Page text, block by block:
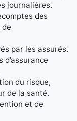
journalières.
des
de
par les assurés.
du risque,
de la santé.
et de